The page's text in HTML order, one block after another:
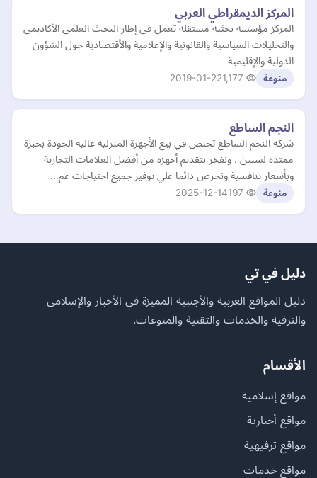
المركز الديمقراطي العربي
المركز مؤسسة بحثية مستقلة تعمل فى إطار البحث العلمى الأكاديمي
والتحليلات السياسية والقانونية والإعلامية والأقتصادية حول الشؤون
الدولية والإقليمية
منوعة 2019-01-22
النجم الساطع
شركة النجم الساطع تختص في بيع الأجهزة المنزلية عالية الجودة بخبرة
ممتدة لسنين . ونفخر بتقديم أجهزة من أفضل العلامات التجارية
وبأسعار تنافسية ونحرص دائما علي توفير جميع احتياجات عم…
منوعة 2025-12-14
دليل في تي
دليل المواقع العربية والأجنبية المميزة في الأخبار والإسلامي
والترفيه والخدمات والتقنية والمنوعات.
الأقسام
مواقع إسلامية
مواقع أخبارية
مواقع ترفيهية
مواقع خدمات